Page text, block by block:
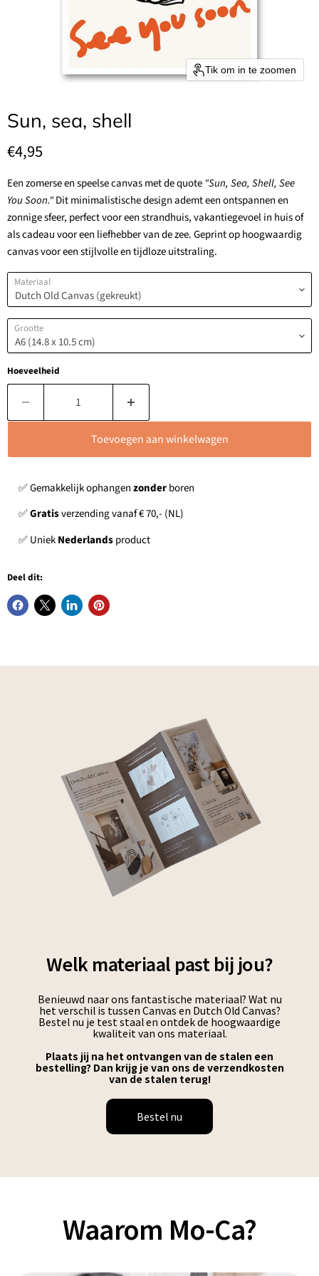
Tik om in te zoomen
Sun, sea, shell
Huidige prijs
€4,95
Een zomerse en speelse canvas met de quote "Sun, Sea, Shell, See
You Soon."Dit minimalistische design ademt een ontspannen en
zonnige sfeer, perfect voor een strandhuis, vakantiegevoel in huis of
als cadeau voor een liefhebber van de zee. Geprint op hoogwaardig
canvas voor een stijlvolle en tijdloze uitstraling.
Materiaal
Grootte
Hoeveelheid
Toevoegen aan winkelwagen
✅ Gemakkelijk ophangenzonderboren
✅Gratisverzending vanaf € 70,- (NL)
✅ UniekNederlandsproduct
Deel dit:
Welk materiaal past bij jou?
Benieuwd naar ons fantastische materiaal? Wat nu
het verschil is tussen Canvas en Dutch Old Canvas?
Bestel nu je test staal en ontdek de hoogwaardige
kwaliteit van ons materiaal.
Plaats jij na het ontvangen van de stalen een
bestelling? Dan krijg je van ons de verzendkosten
van de stalen terug!
Bestel nu
Waarom Mo-Ca?